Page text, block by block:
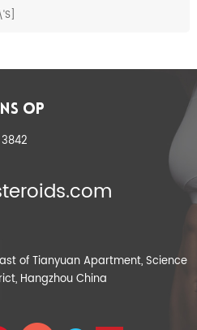
OP
of Tianyuan Apartment, Science
Hangzhou China